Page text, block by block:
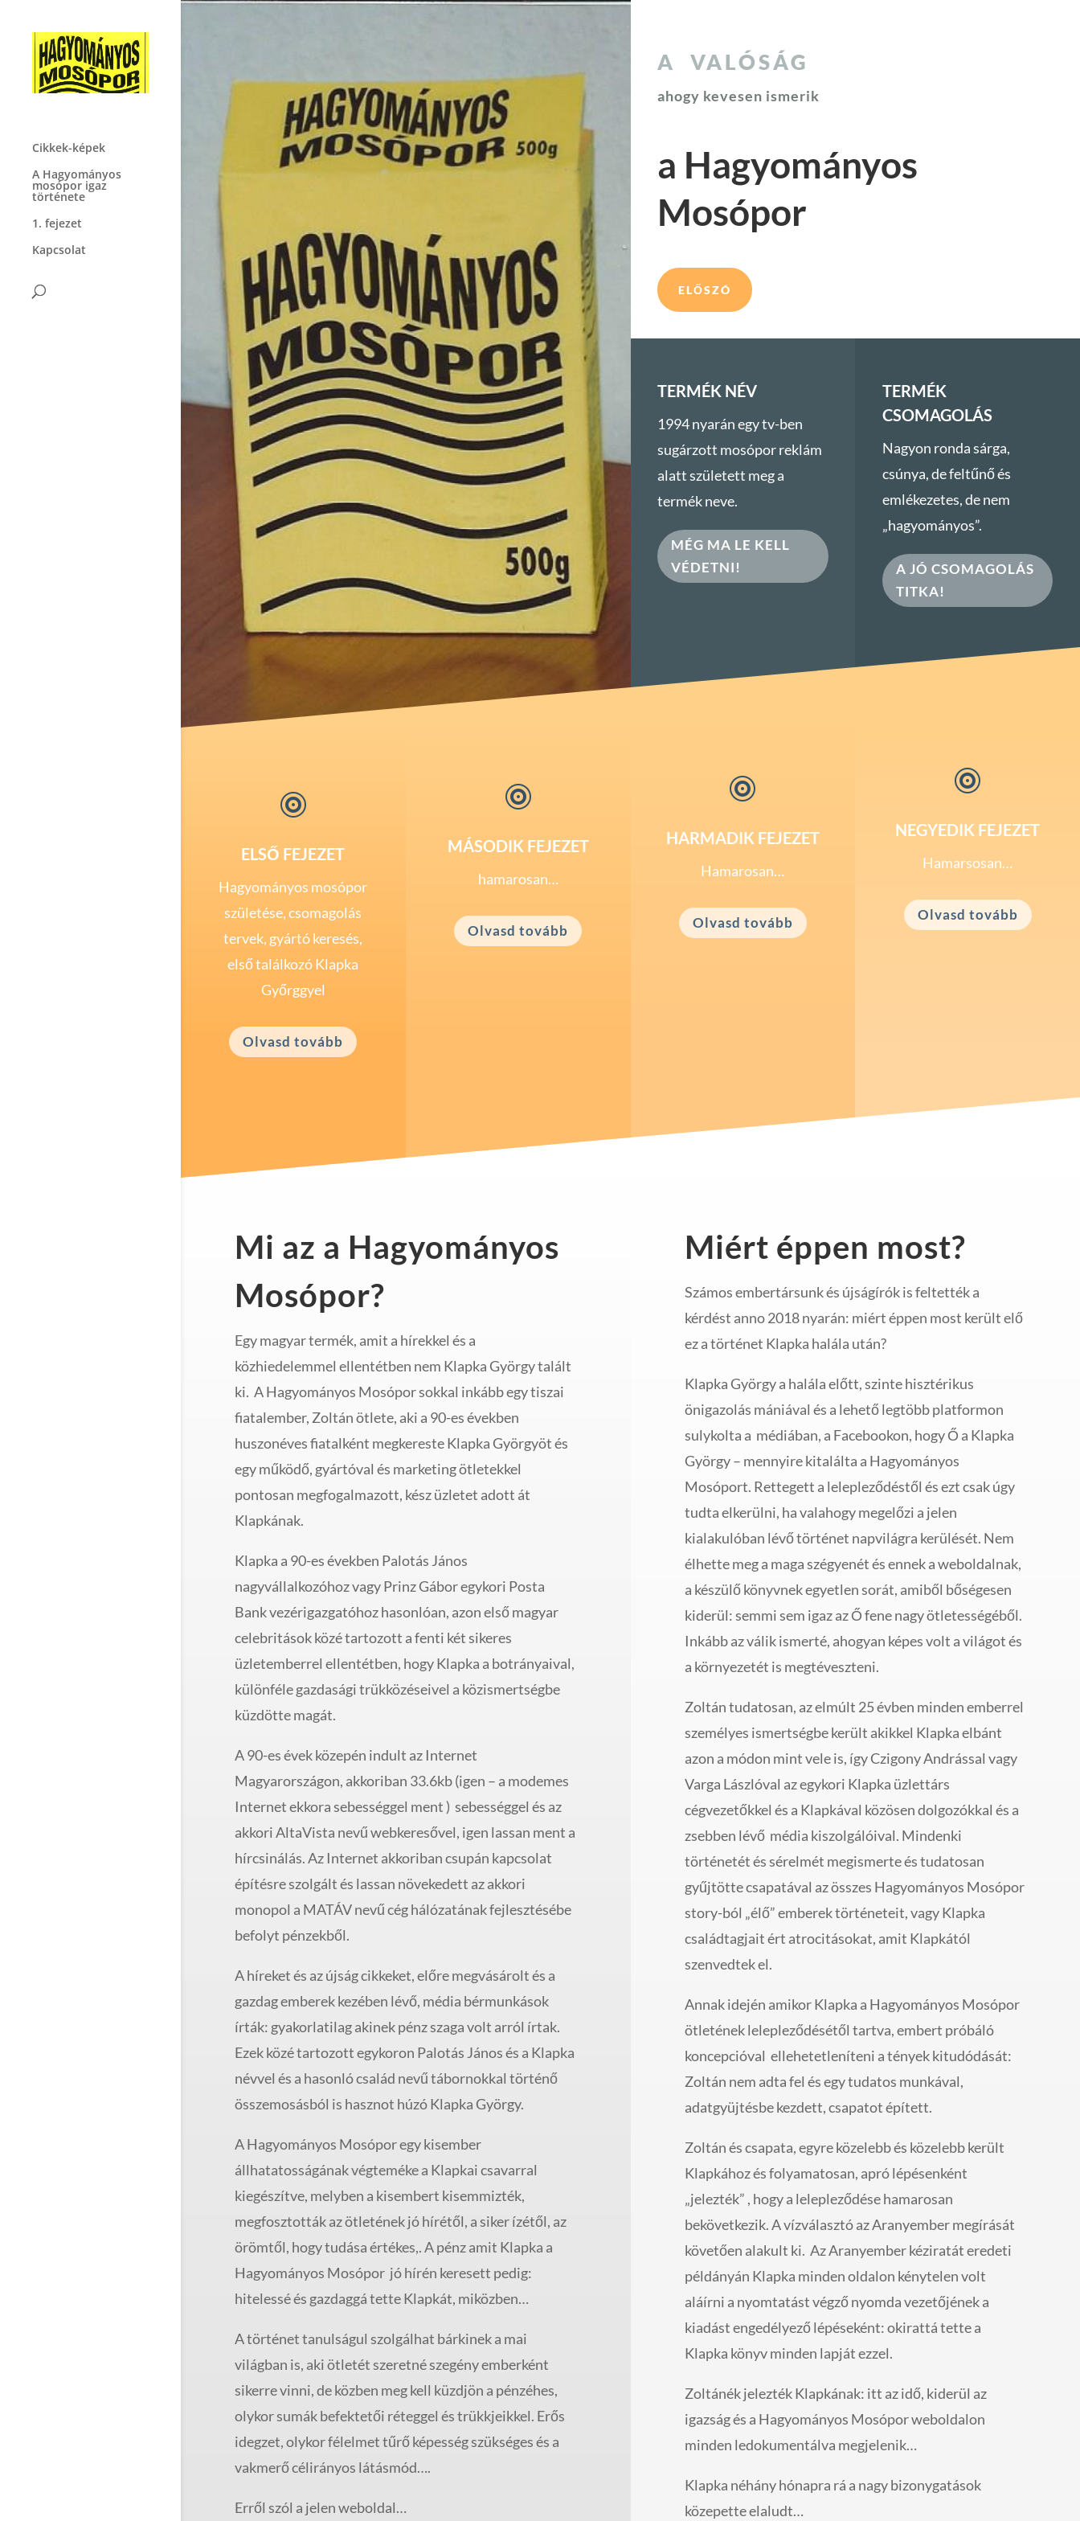
Cikkek-képek
A Hagyományos
mosópor igaz
története
1. fejezet
Kapcsolat
A VALÓSÁG
ahogy kevesen ismerik
a Hagyományos
Mosópor
ELŐSZÓ
TERMÉK NÉV
1994 nyarán egy tv-ben
sugárzott mosópor reklám
alatt született meg a
termék neve.
MÉG MA LE KELL
VÉDETNI!
TERMÉK
CSOMAGOLÁS
Nagyon ronda sárga,
csúnya, de feltűnő és
emlékezetes, de nem
„hagyományos”.
A JÓ CSOMAGOLÁS
TITKA!

ELSŐ FEJEZET
Hagyományos mosópor
születése, csomagolás
tervek, gyártó keresés,
első találkozó Klapka
Győrggyel
Olvasd tovább

MÁSODIK FEJEZET
hamarosan…
Olvasd tovább

HARMADIK FEJEZET
Hamarosan…
Olvasd tovább

NEGYEDIK FEJEZET
Hamarsosan…
Olvasd tovább
Mi az a Hagyományos
Mosópor?
Egy magyar termék, amit a hírekkel és a
közhiedelemmel ellentétben nem Klapka György talált
ki. A Hagyományos Mosópor sokkal inkább egy tiszai
fiatalember, Zoltán ötlete, aki a 90-es években
huszonéves fiatalként megkereste Klapka Györgyöt és
egy működő, gyártóval és marketing ötletekkel
pontosan megfogalmazott, kész üzletet adott át
Klapkának.
Klapka a 90-es években Palotás János
nagyvállalkozóhoz vagy Prinz Gábor egykori Posta
Bank vezérigazgatóhoz hasonlóan, azon első magyar
celebritások közé tartozott a fenti két sikeres
üzletemberrel ellentétben, hogy Klapka a botrányaival,
különféle gazdasági trükközéseivel a közismertségbe
küzdötte magát.
A 90-es évek közepén indult az Internet
Magyarországon, akkoriban 33.6kb (igen – a modemes
Internet ekkora sebességgel ment ) sebességgel és az
akkori AltaVista nevű webkeresővel, igen lassan ment a
hírcsinálás. Az Internet akkoriban csupán kapcsolat
építésre szolgált és lassan növekedett az akkori
monopol a MATÁV nevű cég hálózatának fejlesztésébe
befolyt pénzekből.
A híreket és az újság cikkeket, előre megvásárolt és a
gazdag emberek kezében lévő, média bérmunkások
írták: gyakorlatilag akinek pénz szaga volt arról írtak.
Ezek közé tartozott egykoron Palotás János és a Klapka
névvel és a hasonló család nevű tábornokkal történő
összemosásból is hasznot húzó Klapka György.
A Hagyományos Mosópor egy kisember
állhatatosságának végteméke a Klapkai csavarral
kiegészítve, melyben a kisembert kisemmizték,
megfosztották az ötletének jó hírétől, a siker ízétől, az
örömtől, hogy tudása értékes,. A pénz amit Klapka a
Hagyományos Mosópor jó hírén keresett pedig:
hitelessé és gazdaggá tette Klapkát, miközben…
A történet tanulságul szolgálhat bárkinek a mai
világban is, aki ötletét szeretné szegény emberként
sikerre vinni, de közben meg kell küzdjön a pénzéhes,
olykor sumák befektetői réteggel és trükkjeikkel. Erős
idegzet, olykor félelmet tűrő képesség szükséges és a
vakmerő célirányos látásmód….
Erről szól a jelen weboldal…
Miért éppen most?
Számos embertársunk és újságírók is feltették a
kérdést anno 2018 nyarán: miért éppen most került elő
ez a történet Klapka halála után?
Klapka György a halála előtt, szinte hisztérikus
önigazolás mániával és a lehető legtöbb platformon
sulykolta a médiában, a Facebookon, hogy Ő a Klapka
György – mennyire kitalálta a Hagyományos
Mosóport. Rettegett a lelepleződéstől és ezt csak úgy
tudta elkerülni, ha valahogy megelőzi a jelen
kialakulóban lévő történet napvilágra kerülését. Nem
élhette meg a maga szégyenét és ennek a weboldalnak,
a készülő könyvnek egyetlen sorát, amiből bőségesen
kiderül: semmi sem igaz az Ő fene nagy ötletességéből.
Inkább az válik ismerté, ahogyan képes volt a világot és
a környezetét is megtéveszteni.
Zoltán tudatosan, az elmúlt 25 évben minden emberrel
személyes ismertségbe került akikkel Klapka elbánt
azon a módon mint vele is, így Czigony Andrással vagy
Varga Lászlóval az egykori Klapka üzlettárs
cégvezetőkkel és a Klapkával közösen dolgozókkal és a
zsebben lévő média kiszolgálóival. Mindenki
történetét és sérelmét megismerte és tudatosan
gyűjtötte csapatával az összes Hagyományos Mosópor
story-ból „élő” emberek történeteit, vagy Klapka
családtagjait ért atrocitásokat, amit Klapkától
szenvedtek el.
Annak idején amikor Klapka a Hagyományos Mosópor
ötletének lelepleződésétől tartva, embert próbáló
koncepcióval ellehetetleníteni a tények kitudódását:
Zoltán nem adta fel és egy tudatos munkával,
adatgyüjtésbe kezdett, csapatot épített.
Zoltán és csapata, egyre közelebb és közelebb került
Klapkához és folyamatosan, apró lépésenként
„jelezték” , hogy a lelepleződése hamarosan
bekövetkezik. A vízválasztó az Aranyember megírását
követően alakult ki. Az Aranyember kéziratát eredeti
példányán Klapka minden oldalon kénytelen volt
aláírni a nyomtatást végző nyomda vezetőjének a
kiadást engedélyező lépéseként: okirattá tette a
Klapka könyv minden lapját ezzel.
Zoltánék jelezték Klapkának: itt az idő, kiderül az
igazság és a Hagyományos Mosópor weboldalon
minden ledokumentálva megjelenik…
Klapka néhány hónapra rá a nagy bizonygatások
közepette elaludt…